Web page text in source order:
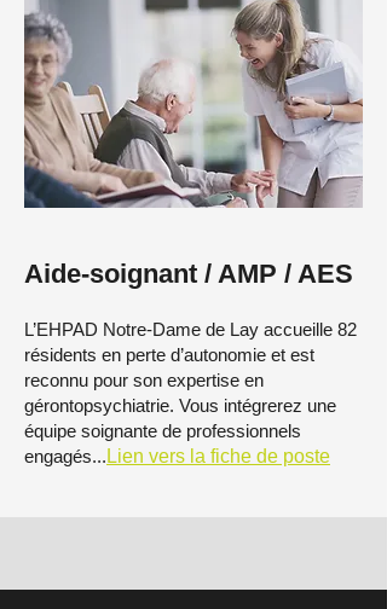
Aide-soignant / AMP / AES
L’EHPAD Notre-Dame de Lay accueille 82
résidents en perte d’autonomie et est
reconnu pour son expertise en
gérontopsychiatrie. Vous intégrerez une
équipe soignante de professionnels
engagés... Lien vers la fiche de poste